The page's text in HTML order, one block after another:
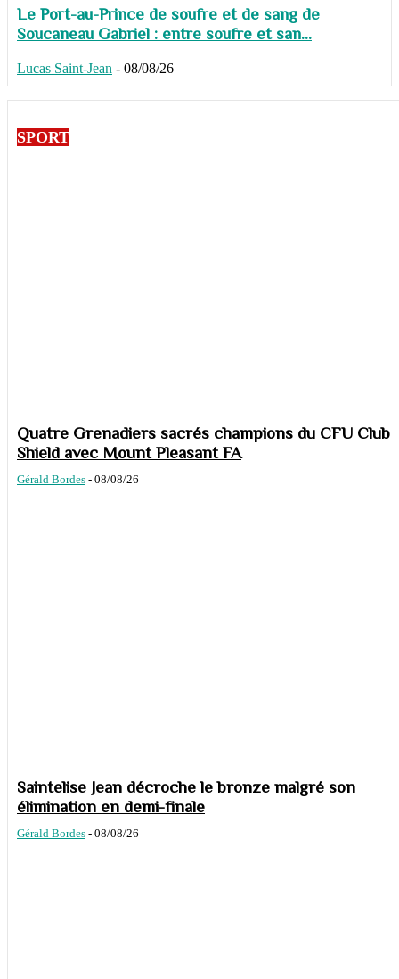
Le Port-au-Prince de soufre et de sang de
Soucaneau Gabriel : entre soufre et san...
Lucas Saint-Jean - 08/08/26
SPORT
Quatre Grenadiers sacrés champions du CFU Club
Shield avec Mount Pleasant FA
Gérald Bordes - 08/08/26
Saintelise Jean décroche le bronze malgré son
élimination en demi-finale
Gérald Bordes - 08/08/26